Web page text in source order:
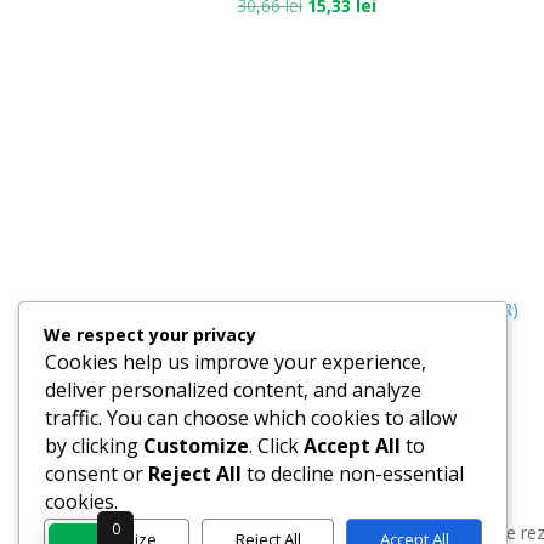
30,66lei 15,33 lei
Termeni, Condiții & Protecția Datelor (GDPR)
www.recenzii-carti.ro ©2026 Toate drepturile
We respect your privacy
Cookies help us improve your experience,
deliver personalized content, and analyze
traffic. You can choose which cookies to allow
by clicking Customize. ClickAccept All to
consent or Reject All to decline non-essential
cookies.
Customize Reject All Accept All
0